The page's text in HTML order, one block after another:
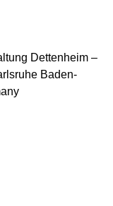
Dettenheim –
Baden-